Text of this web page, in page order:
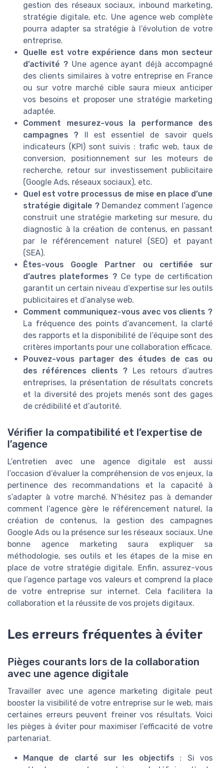
gestion des réseaux sociaux, inbound marketing,
stratégie digitale, etc. Une agence web complète
pourra adapter sa stratégie à l’évolution de votre
entreprise.
Quelle est votre expérience dans mon secteur
d’activité ? Une agence ayant déjà accompagné
des clients similaires à votre entreprise en France
ou sur votre marché cible saura mieux anticiper
vos besoins et proposer une stratégie marketing
adaptée.
Comment mesurez-vous la performance des
campagnes ? Il est essentiel de savoir quels
indicateurs (KPI) sont suivis : trafic web, taux de
conversion, positionnement sur les moteurs de
recherche, retour sur investissement publicitaire
(Google Ads, réseaux sociaux), etc.
Quel est votre processus de mise en place d’une
stratégie digitale ? Demandez comment l’agence
construit une stratégie marketing sur mesure, du
diagnostic à la création de contenus, en passant
par le référencement naturel (SEO) et payant
(SEA).
Êtes-vous Google Partner ou certifiée sur
d’autres plateformes ? Ce type de certification
garantit un certain niveau d’expertise sur les outils
publicitaires et d’analyse web.
Comment communiquez-vous avec vos clients ?
La fréquence des points d’avancement, la clarté
des rapports et la disponibilité de l’équipe sont des
critères importants pour une collaboration efficace.
Pouvez-vous partager des études de cas ou
des références clients ? Les retours d’autres
entreprises, la présentation de résultats concrets
et la diversité des projets menés sont des gages
de crédibilité et d’autorité.
Vérifier la compatibilité et l’expertise de
l’agence
L’entretien avec une agence digitale est aussi
l’occasion d’évaluer la compréhension de vos enjeux, la
pertinence des recommandations et la capacité à
s’adapter à votre marché. N’hésitez pas à demander
comment l’agence gère le référencement naturel, la
création de contenus, la gestion des campagnes
Google Ads ou la présence sur les réseaux sociaux. Une
bonne agence marketing saura expliquer sa
méthodologie, ses outils et les étapes de la mise en
place de votre stratégie digitale. Enfin, assurez-vous
que l’agence partage vos valeurs et comprend la place
de votre entreprise sur internet. Cela facilitera la
collaboration et la réussite de vos projets digitaux.
Les erreurs fréquentes à éviter
Pièges courants lors de la collaboration
avec une agence digitale
Travailler avec une agence marketing digitale peut
booster la visibilité de votre entreprise sur le web, mais
certaines erreurs peuvent freiner vos résultats. Voici
les pièges à éviter pour maximiser l’efficacité de votre
partenariat.
Manque de clarté sur les objectifs : Si vos